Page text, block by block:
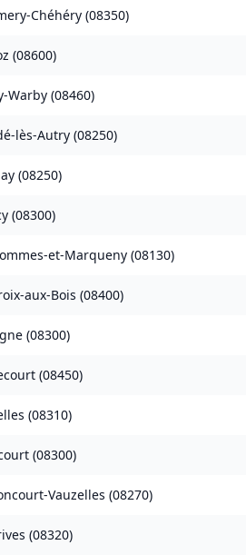
Chéhéry (08350)
(08600)
Warby (08460)
lès-Autry (08250)
(08250)
(08300)
et-Marqueny (08130)
aux-Bois (08400)
(08300)
(08450)
(08310)
(08300)
Vauzelles (08270)
(08320)